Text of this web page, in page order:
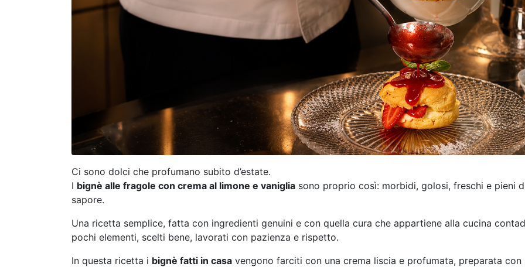
Ci sono dolci che profumano subito d’estate.
I bignè alle fragole con crema al limone e vaniglia sono proprio così: morbidi, golosi, freschi e pieni
sapore.
Una ricetta semplice, fatta con ingredienti genuini e con quella cura che appartiene alla cucina
pochi elementi, scelti bene, lavorati con pazienza e rispetto.
In questa ricetta i bignè fatti in casa vengono farciti con una crema liscia e profumata, preparata con